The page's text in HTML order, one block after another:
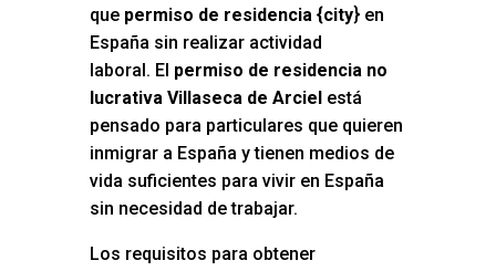
que permiso de residencia {city} en
España sin realizar actividad
laboral. El permiso de residencia no
lucrativa Villaseca de Arcielestá
pensado para particulares que quieren
inmigrar a España y tienen medios de
vida suficientes para vivir en España
sin necesidad de trabajar.
Los requisitos para obtener